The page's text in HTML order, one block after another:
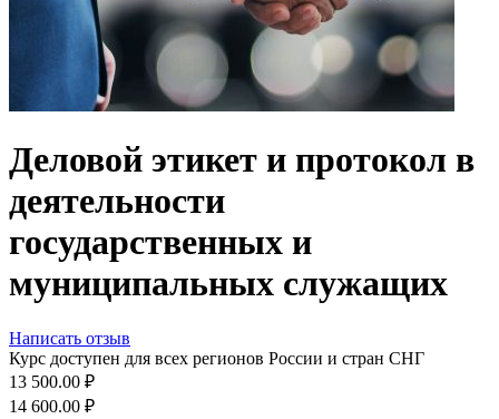
Деловой этикет и протокол в
деятельности
государственных и
муниципальных служащих
Написать отзыв
Курс доступен для всех регионов России и стран СНГ
13 500.00 ₽
14 600.00 ₽